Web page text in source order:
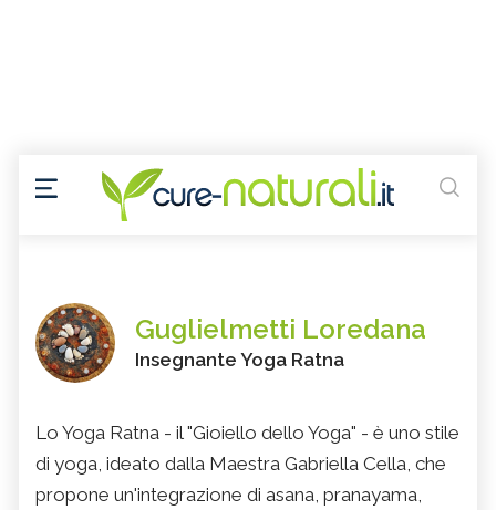
Guglielmetti Loredana
Insegnante Yoga Ratna
Lo Yoga Ratna - il "Gioiello dello Yoga" - è uno stile
di yoga, ideato dalla Maestra Gabriella Cella, che
propone un'integrazione di asana, pranayama,